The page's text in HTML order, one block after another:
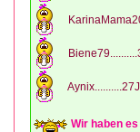
Wir haben